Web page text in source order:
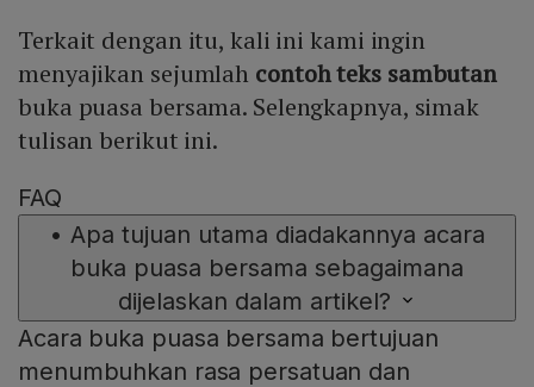
Terkait dengan itu, kali ini kami ingin
menyajikan sejumlah contoh teks sambutan
buka puasa bersama. Selengkapnya, simak
tulisan berikut ini.
FAQ
• Apa tujuan utama diadakannya acara
buka puasa bersama sebagaimana
dijelaskan dalam artikel?
Acara buka puasa bersama bertujuan
menumbuhkan rasa persatuan dan